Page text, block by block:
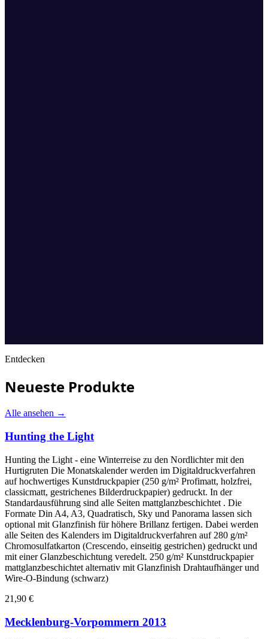
Entdecken
Neueste Produkte
Alle ansehen →
Hunting the Light
Hunting the Light - eine Winterreise zu den Nordlichter mit den
Hurtigruten Die Monatskalender werden im Digitaldruckverfahren
auf hochwertiges Kunstdruckpapier (250 g/m² Profimatt, holzfrei,
classicmatt, gestrichenes Bilderdruckpapier) gedruckt. In der
Standardausführung sind alle Seiten mattglanzbeschichtet . Die
Formate Din A4, A3, Quadratisch, Sky und Panorama lassen sich
optional mit Glanzfinish für höhere Brillanz fertigen. Dabei werden
alle Seiten des Kalenders im Digitaldruckverfahren auf 280 g/m²
Chromosulfatkarton (Crescendo, einseitig gestrichen) gedruckt und
mit einer Glanzbeschichtung veredelt. 250 g/m² Kunstdruckpapier
mattglanzbeschichtet alternativ mit Glanzfinish Drahtaufhänger und
Wire-O-Bindung (schwarz)
21,90 €
Mecklenburg-Vorpommern 2013